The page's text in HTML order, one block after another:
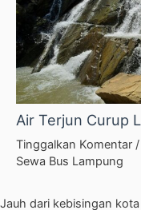
Air Terjun Curup
Tinggalkan Komentar /
Sewa Bus Lampung
Jauh dari kebisingan